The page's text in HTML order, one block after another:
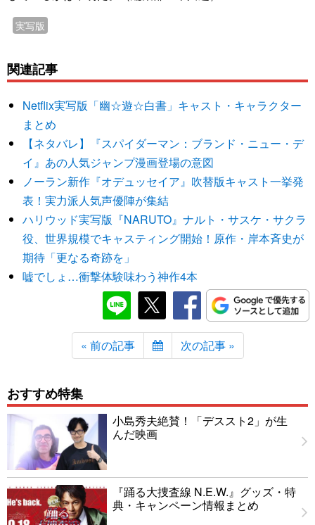
実写版
関連記事
Netflix実写版「幽☆遊☆白書」キャスト・キャラクター
まとめ
【ネタバレ】『スパイダーマン：ブランド・ニュー・デ
イ』あの人気ジャンプ漫画登場の意図
ノーラン新作『オデュッセイア』吹替版キャスト一挙発
表！実力派人気声優陣が集結
ハリウッド実写版『NARUTO』ナルト・サスケ・サクラ
役、世界規模でキャスティング開始！原作・岸本斉史が
期待「更なる奇跡を」
嘘でしょ…衝撃体験味わう神作4本
« 前の記事 次の記事 »
おすすめ特集
小島秀夫絶賛！「デススト2」が生
んだ映画
『踊る大捜査線 N.E.W.』グッズ・特
典・キャンペーン情報まとめ